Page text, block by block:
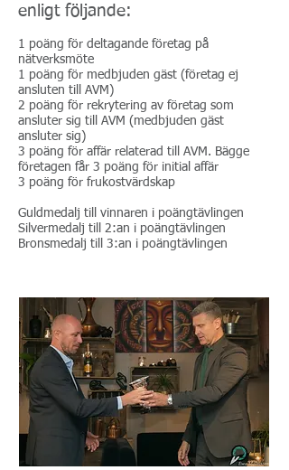
enligt följande:
1 poäng för deltagande företag på
nätverksmöte
1 poäng för medbjuden gäst (företag ej
ansluten till AVM)
2 poäng för rekrytering av företag som
ansluter sig till AVM (medbjuden gäst
ansluter sig)
3 poäng för affär relaterad till AVM. Bägge
företagen får 3 poäng för initial affär
3 poäng för frukostvärdskap
Guldmedalj till vinnaren i poängtävlingen
Silvermedalj till 2:an i poängtävlingen
Bronsmedalj till 3:an i poängtävlingen